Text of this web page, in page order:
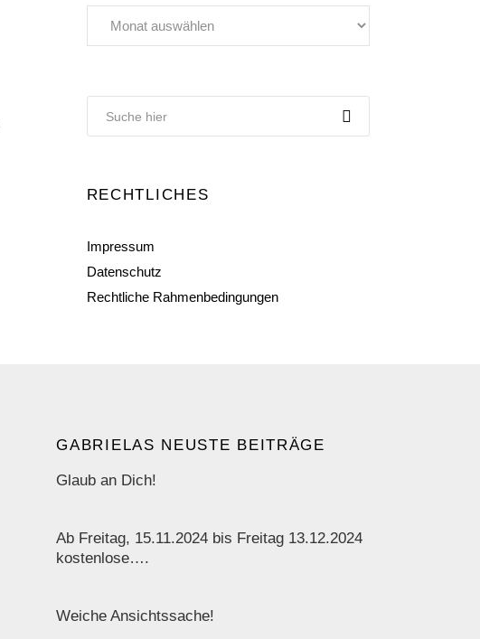
Archiv
RECHTLICHES
Impressum
Datenschutz
Rechtliche Rahmenbedingungen
GABRIELAS NEUSTE BEITRÄGE
Glaub an Dich!
Ab Freitag, 15.11.2024 bis Freitag 13.12.2024
kostenlose….
Weiche Ansichtssache!